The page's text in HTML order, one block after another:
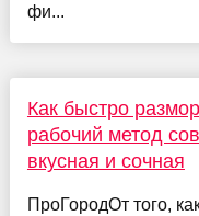
фи...
Как быстро
рабочий метод
вкусная и сочная
ПроГородОт того,